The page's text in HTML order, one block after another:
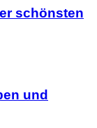
schönsten
und